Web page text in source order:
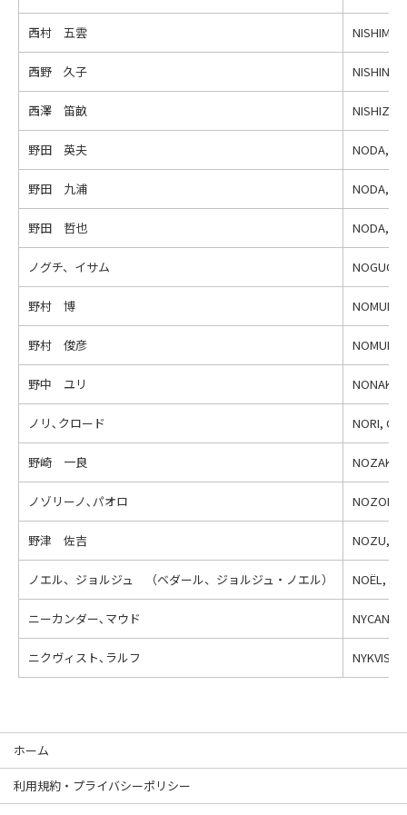
西村 五雲
西野 久子
西澤 笛畝
野田 英夫 NODA,
野田 九浦 NODA,
野田 哲也 NODA,
ノグチ、イサム
野村 博
野村 俊彦
野中 ユリ NONAKA,
ノリ､クロード NORI,
野崎 一良 NOZAKI,
ノゾリーノ､パオロ
野津 佐吉 NOZU,
ノエル、ジョルジュ （ベダール、ジョルジュ・ノエル） NOËL,
ニーカンダー､マウド
ニクヴィスト､ラルフ NYKVIST,
ホーム
利用規約・プライバシーポリシー